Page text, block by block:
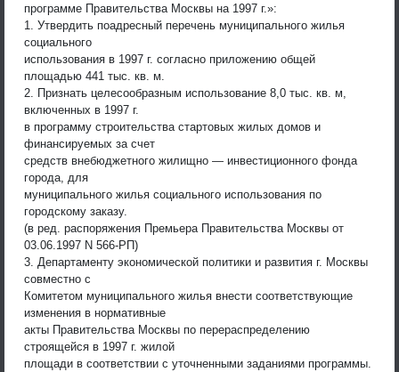
программе Правительства Москвы на 1997 г.»:
1. Утвердить поадресный перечень муниципального жилья
социального
использования в 1997 г. согласно приложению общей
площадью 441 тыс. кв. м.
2. Признать целесообразным использование 8,0 тыс. кв. м,
включенных в 1997 г.
в программу строительства стартовых жилых домов и
финансируемых за счет
средств внебюджетного жилищно — инвестиционного фонда
города, для
муниципального жилья социального использования по
городскому заказу.
(в ред. распоряжения Премьера Правительства Москвы от
03.06.1997 N 566-РП)
3. Департаменту экономической политики и развития г. Москвы
совместно с
Комитетом муниципального жилья внести соответствующие
изменения в нормативные
акты Правительства Москвы по перераспределению
строящейся в 1997 г. жилой
площади в соответствии с уточненными заданиями программы.